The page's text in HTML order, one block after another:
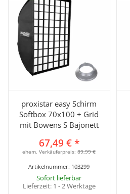
proxistar easy Schirm
Softbox 70x100 + Grid
mit Bowens S Bajonett
67,49 €*
ehem. Verkäuferpreis:89,99 €
Artikelnummer: 103299
Sofort lieferbar
Lieferzeit: 1 - 2 Werktage